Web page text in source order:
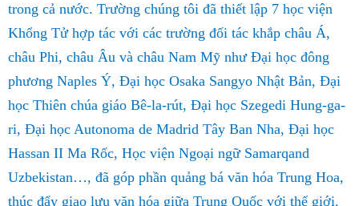
trong cả nước. Trường chúng tôi đã thiết lập 7 học viện
Khổng Tử hợp tác với các trường đối tác khắp châu Á,
châu Phi, châu Âu và châu Nam Mỹ như Đại học đông
phương Naples Ý, Đại học Osaka Sangyo Nhật Bản, Đại
học Thiên chúa giáo Bê-la-rút, Đại học Szegedi Hung-ga-
ri, Đại học Autonoma de Madrid Tây Ban Nha, Đại học
Hassan II Ma Rốc, Học viện Ngoại ngữ Samarqand
Uzbekistan…, đã góp phần quảng bá văn hóa Trung Hoa,
thúc đẩy giao lưu văn hóa giữa Trung Quốc với thế giới.